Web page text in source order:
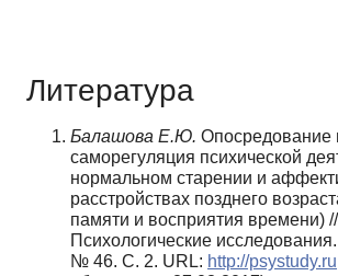
Литература
Балашова Е.Ю. Опосредование
саморегуляция психической
нормальном старении и
расстройствах позднего
памяти и восприятия времени) //
Психологические
№ 46. С. 2. URL: http://psystudy.ru